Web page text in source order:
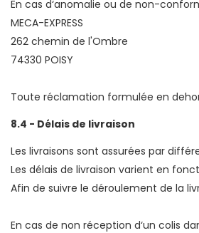
En cas d‘anomalie ou de non-conformité, le Client doit impérativement refuser le colis et doit, dans les meilleurs délais le jour même de la livraison, faire parvenir ses
MECA-EXPRESS
262 chemin de l'Ombre
74330 POISY
Toute réclamation formulée en dehors de ce délai pourra être rejetée sans possibilité de recours pour le Client. L‘absence de réclamations, la non émission de réserves de la part du Client signifient que le Produit livré est réputé satisfaisant et ne pourra faire l‘objet d‘aucune contestation ultérieure.
8.4 - Délais de livraison
Les délais de livraison varient en fonction du Transporteur
Afin de suivre le déroulement de la livraison de sa Commande, le Client reçoit un email au moment de
En cas de non réception d‘un colis dans les délais indicatifs, le Client peut contacter le Service Clients qui déterminera la cause du retard et la communiquera au Client. Si nécessaire,